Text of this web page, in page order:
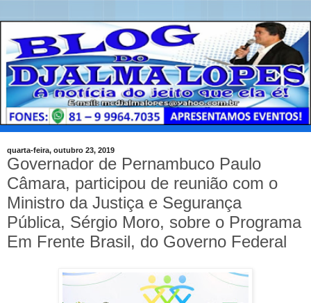
quarta-feira, outubro 23, 2019
Governador de Pernambuco Paulo
Câmara, participou de reunião com o
Ministro da Justiça e Segurança
Pública, Sérgio Moro, sobre o Programa
Em Frente Brasil, do Governo Federal